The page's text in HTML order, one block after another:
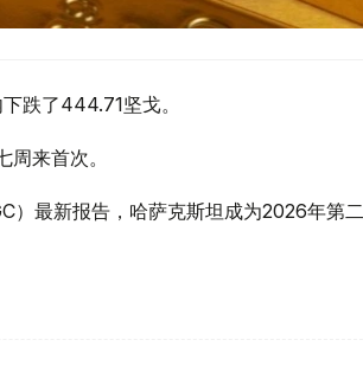
跌了444.71坚戈。
来首次。
）最新报告，哈萨克斯坦成为2026年第二